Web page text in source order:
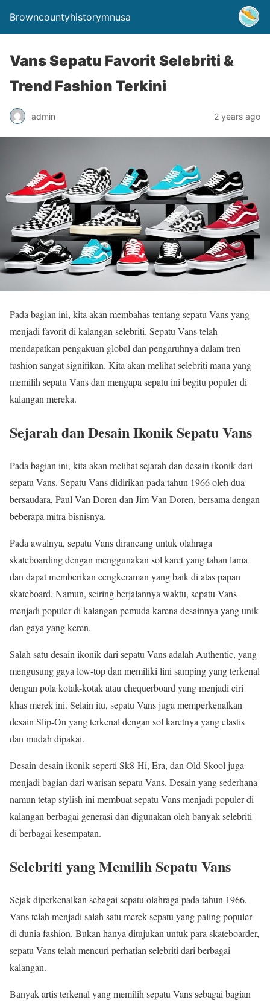
Browncountyhistorymnusa
Vans Sepatu Favorit Selebriti &
Trend Fashion Terkini
admin 2 years ago
Pada bagian ini, kita akan membahas tentang sepatu Vans yang
menjadi favorit di kalangan selebriti. Sepatu Vans telah
mendapatkan pengakuan global dan pengaruhnya dalam tren
fashion sangat signifikan. Kita akan melihat selebriti mana yang
memilih sepatu Vans dan mengapa sepatu ini begitu populer di
kalangan mereka.
Sejarah dan Desain Ikonik Sepatu Vans
Pada bagian ini, kita akan melihat sejarah dan desain ikonik dari
sepatu Vans. Sepatu Vans didirikan pada tahun 1966 oleh dua
bersaudara, Paul Van Doren dan Jim Van Doren, bersama dengan
beberapa mitra bisnisnya.
Pada awalnya, sepatu Vans dirancang untuk olahraga
skateboarding dengan menggunakan sol karet yang tahan lama
dan dapat memberikan cengkeraman yang baik di atas papan
skateboard. Namun, seiring berjalannya waktu, sepatu Vans
menjadi populer di kalangan pemuda karena desainnya yang unik
dan gaya yang keren.
Salah satu desain ikonik dari sepatu Vans adalah Authentic, yang
mengusung gaya low-top dan memiliki lini samping yang terkenal
dengan pola kotak-kotak atau chequerboard yang menjadi ciri
khas merek ini. Selain itu, sepatu Vans juga memperkenalkan
desain Slip-On yang terkenal dengan sol karetnya yang elastis
dan mudah dipakai.
Desain-desain ikonik seperti Sk8-Hi, Era, dan Old Skool juga
menjadi bagian dari warisan sepatu Vans. Desain yang sederhana
namun tetap stylish ini membuat sepatu Vans menjadi populer di
kalangan berbagai generasi dan digunakan oleh banyak selebriti
di berbagai kesempatan.
Selebriti yang Memilih Sepatu Vans
Sejak diperkenalkan sebagai sepatu olahraga pada tahun 1966,
Vans telah menjadi salah satu merek sepatu yang paling populer
di dunia fashion. Bukan hanya ditujukan untuk para skateboarder,
sepatu Vans telah mencuri perhatian selebriti dari berbagai
kalangan.
Banyak artis terkenal yang memilih sepatu Vans sebagai bagian